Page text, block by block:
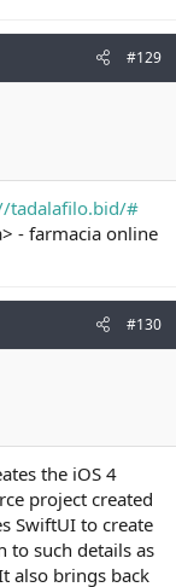
#129
tadalafilo.bid/#
- farmacia online
#130
the iOS 4
project created
SwiftUI to create
to such details as
also brings back